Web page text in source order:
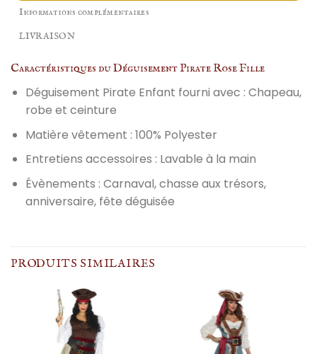
Informations complémentaires
LIVRAISON
Caractéristiques du Déguisement Pirate Rose Fille
Déguisement Pirate Enfant fourni avec : Chapeau,
robe et ceinture
Matière vêtement : 100% Polyester
Entretiens accessoires : Lavable à la main
Évènements : Carnaval, chasse aux trésors,
anniversaire, fête déguisée
PRODUITS SIMILAIRES